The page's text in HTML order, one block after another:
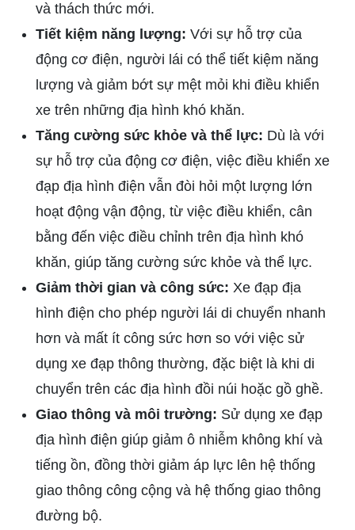
và thách thức mới.
Tiết kiệm năng lượng: Với sự hỗ trợ của
động cơ điện, người lái có thể tiết kiệm năng
lượng và giảm bớt sự mệt mỏi khi điều khiển
xe trên những địa hình khó khăn.
Tăng cường sức khỏe và thể lực: Dù là với
sự hỗ trợ của động cơ điện, việc điều khiển xe
đạp địa hình điện vẫn đòi hỏi một lượng lớn
hoạt động vận động, từ việc điều khiển, cân
bằng đến việc điều chỉnh trên địa hình khó
khăn, giúp tăng cường sức khỏe và thể lực.
Giảm thời gian và công sức: Xe đạp địa
hình điện cho phép người lái di chuyển nhanh
hơn và mất ít công sức hơn so với việc sử
dụng xe đạp thông thường, đặc biệt là khi di
chuyển trên các địa hình đồi núi hoặc gồ ghề.
Giao thông và môi trường: Sử dụng xe đạp
địa hình điện giúp giảm ô nhiễm không khí và
tiếng ồn, đồng thời giảm áp lực lên hệ thống
giao thông công cộng và hệ thống giao thông
đường bộ.